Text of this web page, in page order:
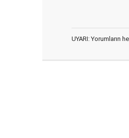
UYARI: Yorumların